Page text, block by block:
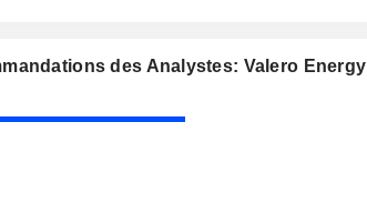
des Analystes: Valero Energy